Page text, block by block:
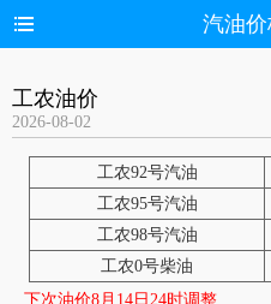
汽油
工农油价
2026-08-02
工农92号汽油
工农95号汽油
工农98号汽油
工农0号柴油
下次油价8月14日24时调整